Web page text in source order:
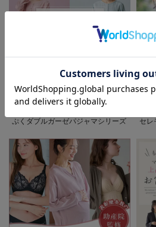
お気に入り商品を
ぷくダブルガーゼパジャマシリーズ
セレ